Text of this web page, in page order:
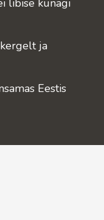
libise kunagi
ja
Eestis